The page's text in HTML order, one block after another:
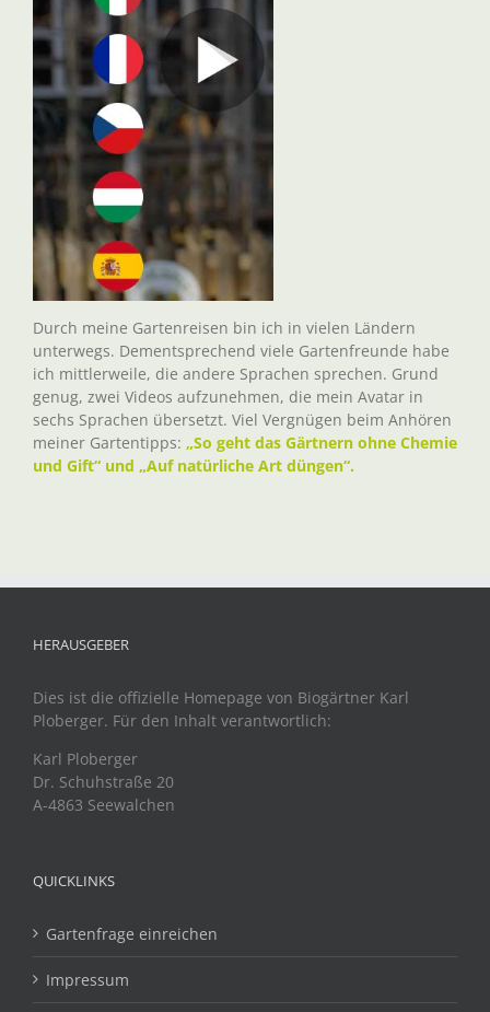
Durch meine Gartenreisen bin ich in vielen Ländern
unterwegs. Dementsprechend viele Gartenfreunde habe
ich mittlerweile, die andere Sprachen sprechen. Grund
genug, zwei Videos aufzunehmen, die mein Avatar in
sechs Sprachen übersetzt. Viel Vergnügen beim Anhören
meiner Gartentipps: „So geht das Gärtnern ohne Chemie
und Gift“ und „Auf natürliche Art düngen“.
HERAUSGEBER
Dies ist die offizielle Homepage von Biogärtner Karl
Ploberger. Für den Inhalt verantwortlich:
Karl Ploberger
Dr. Schuhstraße 20
A-4863 Seewalchen
QUICKLINKS
Gartenfrage einreichen
Impressum